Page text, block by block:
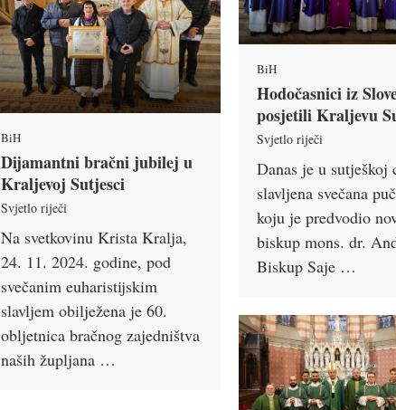
BiH
Hodočasnici iz
posjetili Kraljevu
Svjetlo riječi
Danas je u sutješkoj
slavljena svečana
koju je predvodio
biskup mons. dr.
Biskup Saje …
BiH
Dijamantni bračni jubilej u
Kraljevoj Sutjesci
Svjetlo riječi
Na svetkovinu Krista Kralja,
24. 11. 2024. godine, pod
svečanim euharistijskim
slavljem obilježena je 60.
obljetnica bračnog zajedništva
naših župljana …